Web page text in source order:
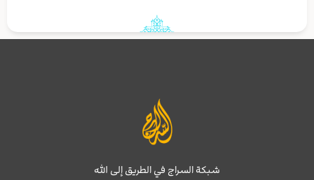
شبكة السراج في الطريق إلى الله